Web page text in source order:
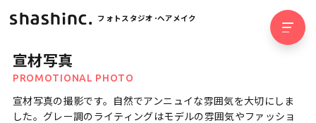
フォトスタジオ･ヘアメイク
宣材写真
PROMOTIONAL PHOTO
宣材写真の撮影です。自然でアンニュイな雰囲気を大切にしま
した。グレー調のライティングはモデルの雰囲気やファッショ